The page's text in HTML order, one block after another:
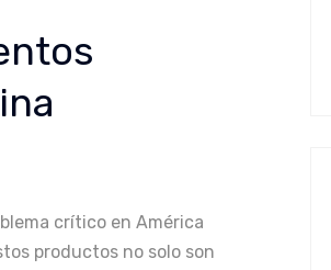
crítico en América
productos no solo son